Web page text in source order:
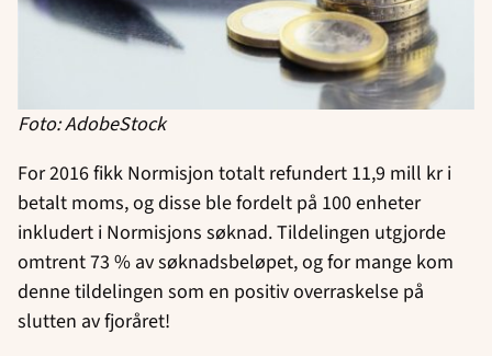
Foto: AdobeStock
For 2016 fikk Normisjon totalt refundert 11,9 mill kr i
betalt moms, og disse ble fordelt på 100 enheter
inkludert i Normisjons søknad. Tildelingen utgjorde
omtrent 73 % av søknadsbeløpet, og for mange kom
denne tildelingen som en positiv overraskelse på
slutten av fjoråret!